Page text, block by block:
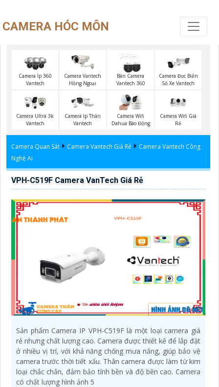
CAMERA HÓC MÔN
Camera Ip 360
Vantech
Camera Vantech
Hồng Ngoại
Bán Camera
Vantech 360
Camera Đọc Biển
Số Xe Vantech
Camera Ultra 3k
Vantech
Camera Ip Thân
Vantech
Camera Wifi
Dahua Báo Động
Camera Wifi Giá
Rẻ
Camera Quan Sát Camera Vantech Giá Rẻ
Camera Vantech Công
Nghệ Ai
VPH-C519F Camera VanTech Giá Rẻ
Sản phẩm Camera IP VPH-C519F là một loại camera giá
rẻ nhưng chất lượng cao. Camera được thiết kế để lắp đặt
ở nhiều vị trí, với khả năng chống mưa nắng, giúp bảo vệ
camera trước thời tiết xấu. Thân camera được làm từ kim
loại chắc chắn, đảm bảo tính bền và độ bền cao. Camera
có chất lượng hình ảnh 5